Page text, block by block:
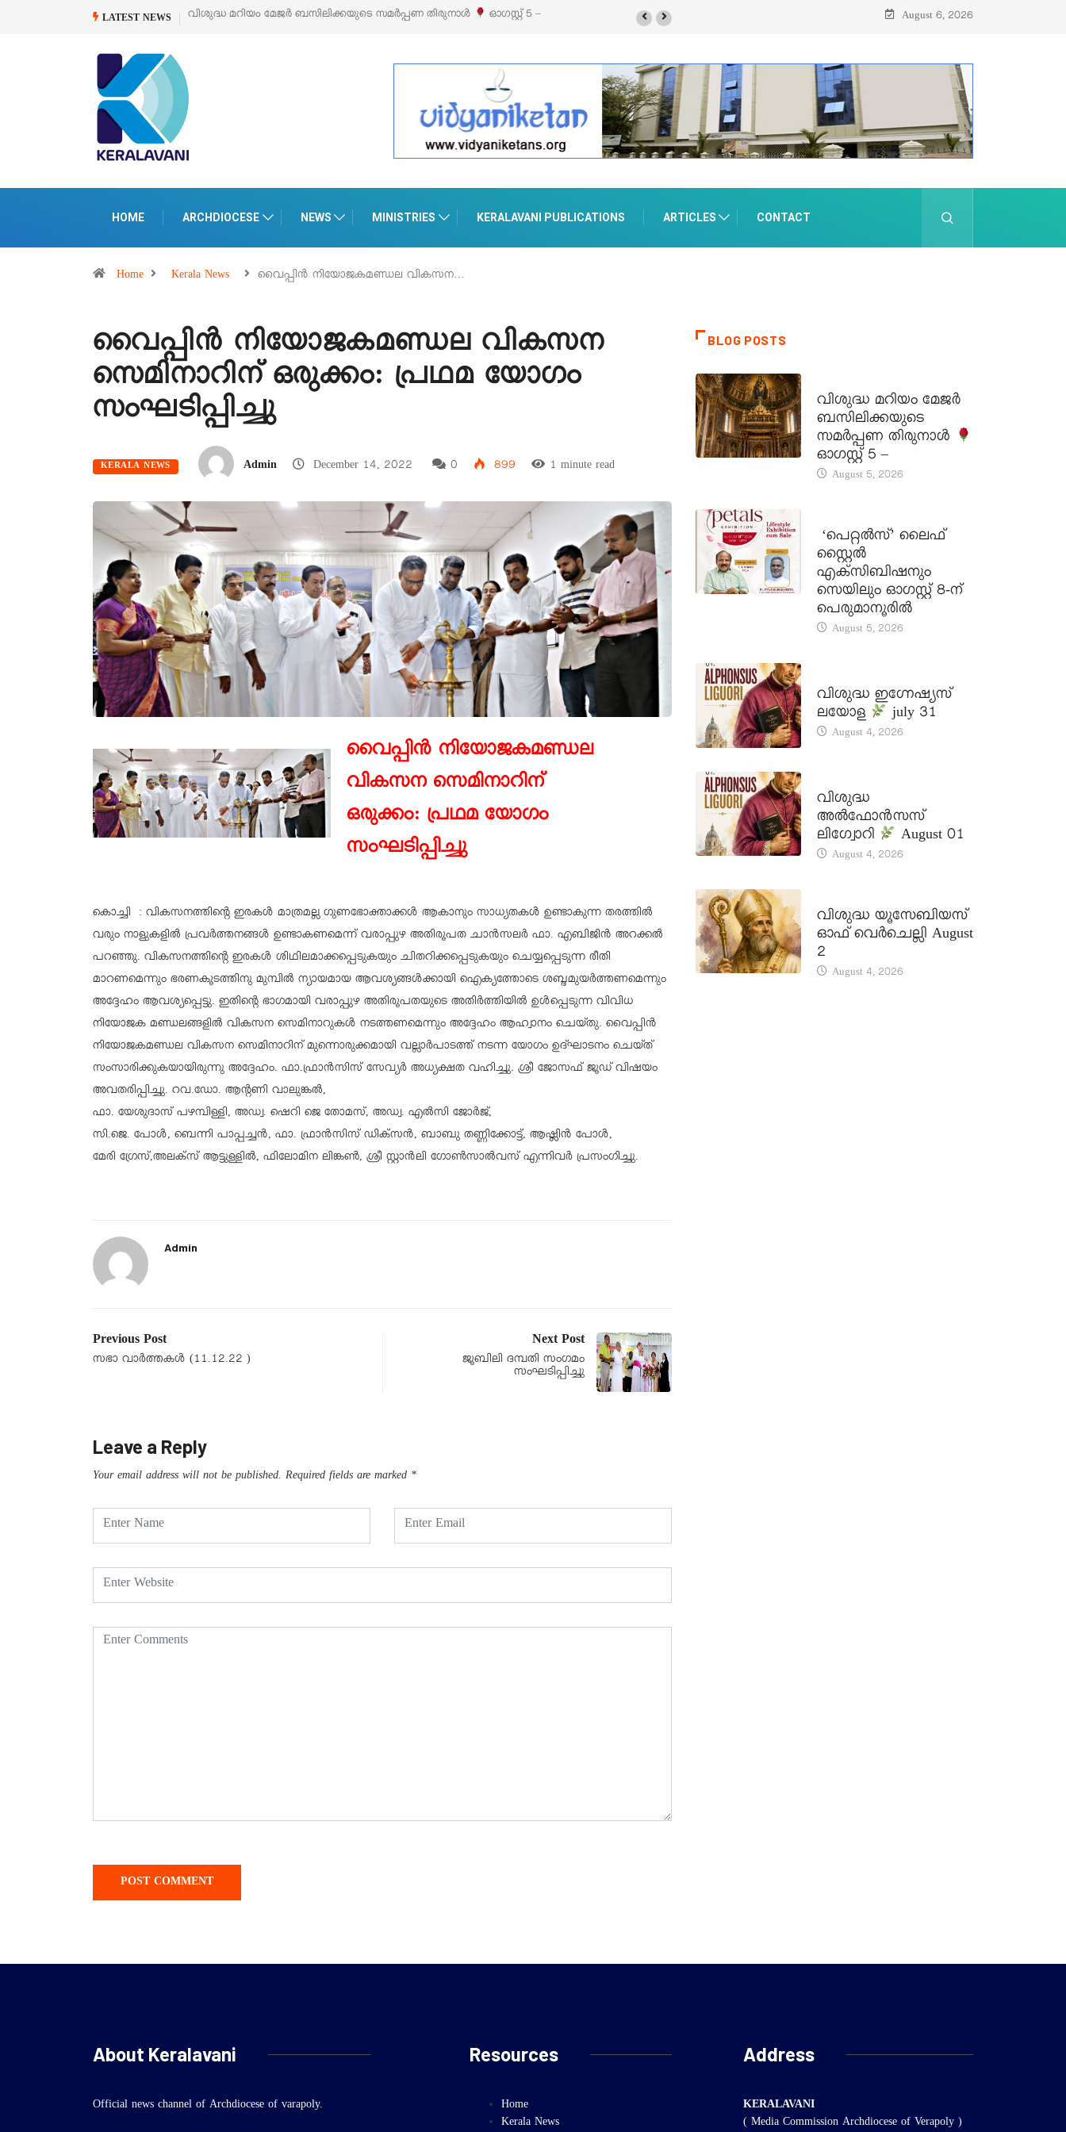
LATEST NEWS
വിശുദ്ധ മറിയം മേജർ ബസിലിക്കയുടെ സമർപ്പണ തിരുനാൾ ഓഗസ്റ്റ് 5 –‘പെറ്റൽസ്’ ലൈഫ് സ്റ്റൈൽ എക്സിബിഷനും സെയിലും ഓഗസ്റ്റ് 8-ന്
August 6, 2026
HOME ARCHDIOCESE NEWS MINISTRIES KERALAVANI PUBLICATIONS ARTICLES CONTACT
Home Kerala News വൈപ്പിൻ നിയോജകമണ്ഡല വികസന…
വൈപ്പിൻ നിയോജകമണ്ഡല വികസന
സെമിനാറിന് ഒരുക്കം: പ്രഥമ യോഗം
സംഘടിപ്പിച്ചു
KERALA NEWS Admin December 14, 2022 0 899 1 minute read
വൈപ്പിൻ നിയോജകമണ്ഡല
വികസന സെമിനാറിന്
ഒരുക്കം: പ്രഥമ യോഗം
സംഘടിപ്പിച്ചു
കൊച്ചി : വികസനത്തിന്റെ ഇരകൾ മാത്രമല്ല ഗുണഭോക്താക്കൾ ആകാനും സാധ്യതകൾ ഉണ്ടാകുന്ന തരത്തിൽ
വരും നാളുകളിൽ പ്രവർത്തനങ്ങൾ ഉണ്ടാകണമെന്ന് വരാപ്പുഴ അതിരൂപത ചാൻസലർ ഫാ. എബിജിൻ അറക്കൽ
പറഞ്ഞു. വികസനത്തിന്റെ ഇരകൾ ശിഥിലമാക്കപ്പെടുകയും ചിതറിക്കപ്പെടുകയും ചെയ്യപ്പെടുന്ന രീതി
മാറണമെന്നും ഭരണകൂടത്തിനു മുമ്പിൽ ന്യായമായ ആവശ്യങ്ങൾക്കായി ഐക്യത്തോടെ ശബ്ദമുയർത്തണമെന്നും
അദ്ദേഹം ആവശ്യപ്പെട്ടു. ഇതിന്റെ ഭാഗമായി വരാപ്പുഴ അതിരൂപതയുടെ അതിർത്തിയിൽ ഉൾപ്പെടുന്ന വിവിധ
നിയോജക മണ്ഡലങ്ങളിൽ വികസന സെമിനാറുകൾ നടത്തണമെന്നും അദ്ദേഹം ആഹ്വാനം ചെയ്തു. വൈപ്പിൻ
നിയോജകമണ്ഡല വികസന സെമിനാറിന് മുന്നൊരുക്കമായി വല്ലാർപാടത്ത് നടന്ന യോഗം ഉദ്ഘാടനം ചെയ്ത്
സംസാരിക്കുകയായിരുന്നു അദ്ദേഹം. ഫാ.ഫ്രാൻസിസ് സേവ്യർ അധ്യക്ഷത വഹിച്ചു. ശ്രീ ജോസഫ് ജൂഡ് വിഷയം
അവതരിപ്പിച്ചു. റവ.ഡോ. ആന്റണി വാലുങ്കൽ,
ഫാ. യേശുദാസ് പഴമ്പിള്ളി, അഡ്വ. ഷെറി ജെ തോമസ്, അഡ്വ. എൽസി ജോർജ്,
സി.ജെ. പോൾ, ബെന്നി പാപ്പച്ചൻ, ഫാ. ഫ്രാൻസിസ് ഡിക്സൻ, ബാബു തണ്ണിക്കോട്ട്, ആഷ്ലിൻ പോൾ,
മേരി ഗ്രേസ്,അലക്സ് ആട്ടുള്ളിൽ, ഫിലോമിന ലിങ്കൺ, ശ്രീ സ്റ്റാൻലി ഗോൺസാൽവസ് എന്നിവർ പ്രസംഗിച്ചു.
Admin
Previous Post
സഭാ വാർത്തകൾ (11.12.22 )
Next Post
ജൂബിലി ദമ്പതി സംഗമം
സംഘടിപ്പിച്ചു
Leave a Reply
Your email address will not be published. Required fields are marked *
BLOG POSTS
വിശുദ്ധ മറിയം മേജർ
ബസിലിക്കയുടെ
സമർപ്പണ തിരുനാൾ
ഓഗസ്റ്റ് 5 –
August 5, 2026
‘പെറ്റൽസ്’ ലൈഫ്
സ്റ്റൈൽ
എക്സിബിഷനും
സെയിലും ഓഗസ്റ്റ് 8-ന്
പെരുമാനൂരിൽ
August 5, 2026
വിശുദ്ധ ഇഗ്നേഷ്യസ്
ലയോള
july 31
August 4, 2026
വിശുദ്ധ
അൽഫോൻസസ്
ലിഗ്വോറി
August 01
August 4, 2026
വിശുദ്ധ യൂസേബിയസ്
ഓഫ് വെർചെല്ലി August
2
August 4, 2026
About Keralavani
Official news channel of Archdiocese of varapoly.
Resources
Home
Kerala News
Address
KERALAVANI
( Media Commission Archdiocese of Verapoly )